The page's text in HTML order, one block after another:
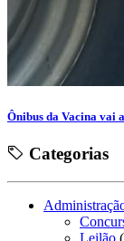
Ônibus da Vacina vai
Categorias
Leilão